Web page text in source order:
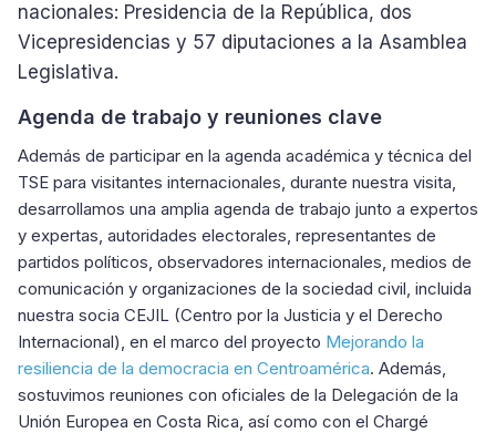
nacionales: Presidencia de la República, dos
Vicepresidencias y 57 diputaciones a la Asamblea
Legislativa.
Agenda de trabajo y reuniones clave
Además de participar en la agenda académica y técnica del
TSE para visitantes internacionales, durante nuestra visita,
desarrollamos una amplia agenda de trabajo junto a expertos
y expertas, autoridades electorales, representantes de
partidos políticos, observadores internacionales, medios de
comunicación y organizaciones de la sociedad civil, incluida
nuestra socia CEJIL (Centro por la Justicia y el Derecho
Internacional), en el marco del proyecto Mejorando la
resiliencia de la democracia en Centroamérica. Además,
sostuvimos reuniones con oficiales de la Delegación de la
Unión Europea en Costa Rica, así como con el Chargé